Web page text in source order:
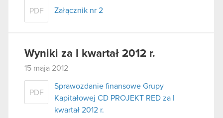
PDF Załącznik nr 2
Wyniki za I kwartał 2012 r.
15 maja 2012
PDF
Sprawozdanie finansowe Grupy
Kapitałowej CD PROJEKT RED za I
kwartał 2012 r.